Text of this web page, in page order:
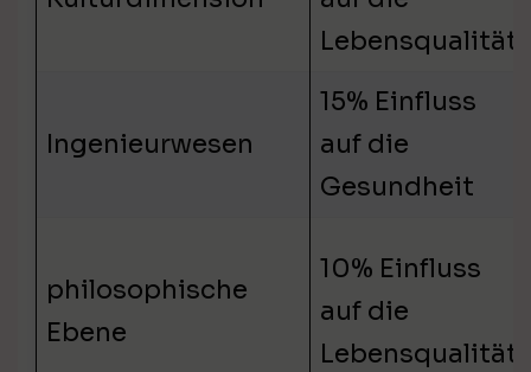
Lebensqualität
Ingenieurwesen
15% Einfluss
auf die
Gesundheit
philosophische
Ebene
10% Einfluss
auf die
Lebensqualität